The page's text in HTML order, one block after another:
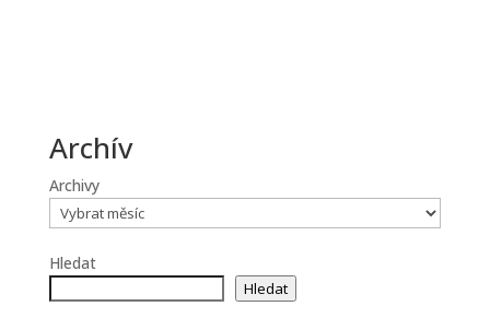
Archív
Archivy
Hledat
Hledat